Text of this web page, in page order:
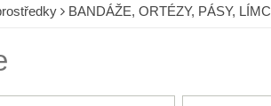
BANDÁŽE, ORTÉZY, PÁSY,